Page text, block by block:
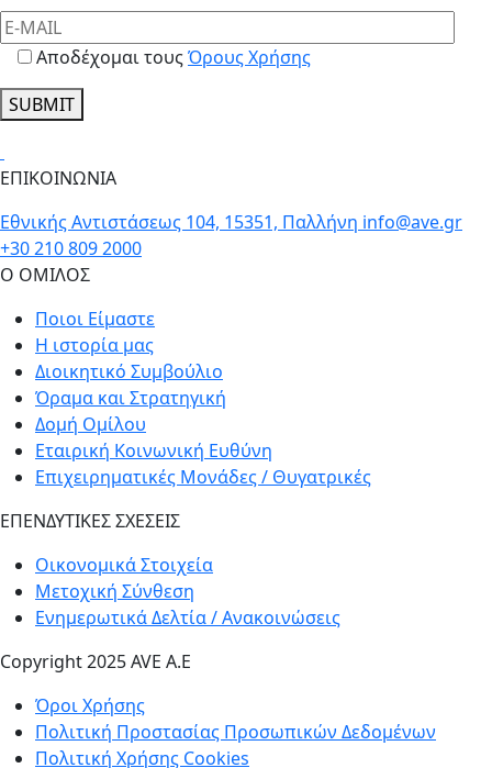
Αποδέχομαι τουςΌρους Χρήσης
SUBMIT
ΕΠΙΚΟΙΝΩΝΙΑ
Εθνικής Αντιστάσεως 104, 15351, Παλλήνη info@ave.gr
+30 210 809 2000
Ο ΟΜΙΛΟΣ
Ποιοι Είμαστε
Η ιστορία μας
Διοικητικό Συμβούλιο
Όραμα και Στρατηγική
Δομή Ομίλου
Εταιρική Κοινωνική Ευθύνη
Επιχειρηματικές Μονάδες / Θυγατρικές
ΕΠΕΝΔΥΤΙΚΕΣ ΣΧΕΣΕΙΣ
Οικονομικά Στοιχεία
Μετοχική Σύνθεση
Ενημερωτικά Δελτία / Ανακοινώσεις
Copyright 2025 AVE A.E
Όροι Χρήσης
Πολιτική Προστασίας Προσωπικών Δεδομένων
Πολιτική Χρήσης Cookies